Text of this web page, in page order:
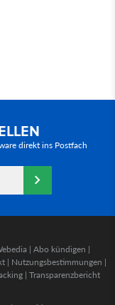
direkt ins Postfach
| Abo kündigen |
| Nutzungsbestimmungen |
| Transparenzbericht